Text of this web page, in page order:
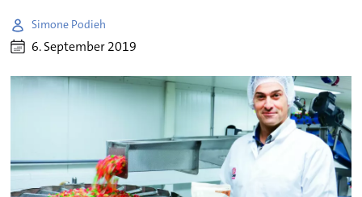
Simone Podieh
6. September 2019